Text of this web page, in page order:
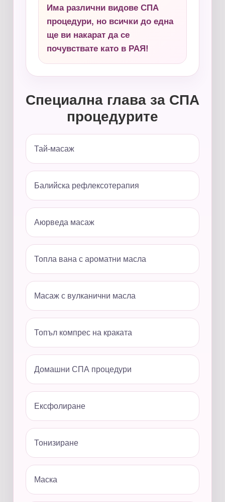
Има различни видове СПА
процедури, но всички до една
ще ви накарат да се
почувствате като в РАЯ!
Специална глава за СПА
процедурите
Тай-масаж
Балийска рефлексотерапия
Аюрведа масаж
Топла вана с ароматни масла
Масаж с вулканични масла
Топъл компрес на краката
Домашни СПА процедури
Ексфолиране
Тонизиране
Маска